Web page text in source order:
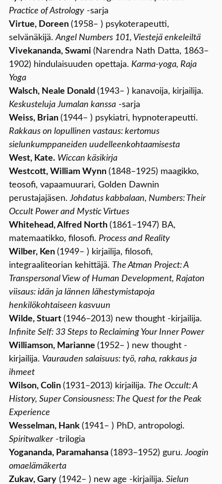
Practice of Astrology-sarja
Virtue, Doreen (1958– ) psykoterapeutti,
selvänäkijä. Angel Numbers 101, Viestejä enkeleiltä
Vivekananda, Swami (Narendra Nath Datta, 1863–
1902) hindulaisuuden opettaja. Karma-yoga, Raja
Yoga
Walsch, Neale Donald (1943– ) kanavoija, kirjailija.
Keskusteluja Jumalan kanssa-sarja
Weiss, Brian (1944– ) psykiatri, hypnoterapeutti.
Rakkaus on lopullinen vastaus: kertomus
sielunkumppaneiden uudelleenkohtaamisesta
West, Kate. Wiccan käsikirja
Westcott, William Wynn (1848–1925) maagikko,
teosofi, vapaamuurari, Golden Dawnin
perustajajäsen. Johdatus kabbalaan, Numbers: Their
Occult Power and Mystic Virtues
Whitehead, Alfred North (1861–1947) BA,
matemaatikko, filosofi. Process and Reality
Wilber, Ken (1949– ) kirjailija, filosofi,
integraaliteorian kehittäjä. The Atman Project: A
Transpersonal View of Human Development, Rajaton
viisaus: idän ja lännen lähestymistapoja
henkilökohtaiseen kasvuun
Wilde, Stuart (1946–2013) new thought -kirjailija.
Infinite Self: 33 Steps to Reclaiming Your Inner Power
Williamson, Marianne (1952– ) new thought -
kirjailija. Vaurauden salaisuus: työ, raha, rakkaus ja
ihmeet
Wilson, Colin (1931–2013) kirjailija. The Occult: A
History, Super Consiousness: The Quest for the Peak
Experience
Wesselman, Hank (1941– ) PhD, antropologi.
Spiritwalker-trilogia
Yogananda, Paramahansa (1893–1952) guru. Joogin
omaelämäkerta
Zukav, Gary(1942– ) new age -kirjailija. Sielun